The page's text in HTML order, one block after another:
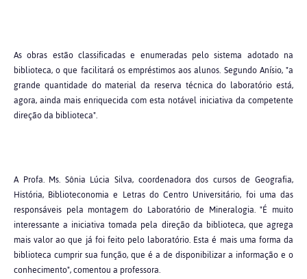
As obras estão classificadas e enumeradas pelo sistema adotado na
biblioteca, o que facilitará os empréstimos aos alunos. Segundo Anísio, "a
grande quantidade do material da reserva técnica do laboratório está,
agora, ainda mais enriquecida com esta notável iniciativa da competente
direção da biblioteca".
A Profa. Ms. Sônia Lúcia Silva, coordenadora dos cursos de Geografia,
História, Biblioteconomia e Letras do Centro Universitário, foi uma das
responsáveis pela montagem do Laboratório de Mineralogia. "É muito
interessante a iniciativa tomada pela direção da biblioteca, que agrega
mais valor ao que já foi feito pelo laboratório. Esta é mais uma forma da
biblioteca cumprir sua função, que é a de disponibilizar a informação e o
conhecimento", comentou a professora.